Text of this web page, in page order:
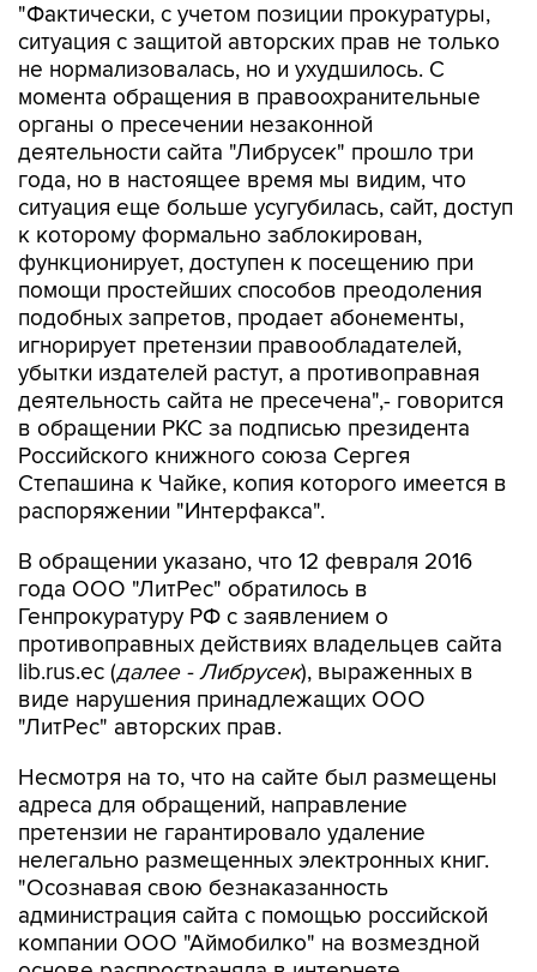
"Фактически, с учетом позиции прокуратуры,
ситуация с защитой авторских прав не только
не нормализовалась, но и ухудшилось. С
момента обращения в правоохранительные
органы о пресечении незаконной
деятельности сайта "Либрусек" прошло три
года, но в настоящее время мы видим, что
ситуация еще больше усугубилась, сайт, доступ
к которому формально заблокирован,
функционирует, доступен к посещению при
помощи простейших способов преодоления
подобных запретов, продает абонементы,
игнорирует претензии правообладателей,
убытки издателей растут, а противоправная
деятельность сайта не пресечена",- говорится
в обращении РКС за подписью президента
Российского книжного союза Сергея
Степашина к Чайке, копия которого имеется в
распоряжении "Интерфакса".
В обращении указано, что 12 февраля 2016
года ООО "ЛитРес" обратилось в
Генпрокуратуру РФ с заявлением о
противоправных действиях владельцев сайта
lib.rus.ec (далее - Либрусек), выраженных в
виде нарушения принадлежащих ООО
"ЛитРес" авторских прав.
Несмотря на то, что на сайте был размещены
адреса для обращений, направление
претензии не гарантировало удаление
нелегально размещенных электронных книг.
"Осознавая свою безнаказанность
администрация сайта с помощью российской
компании ООО "Аймобилко" на возмездной